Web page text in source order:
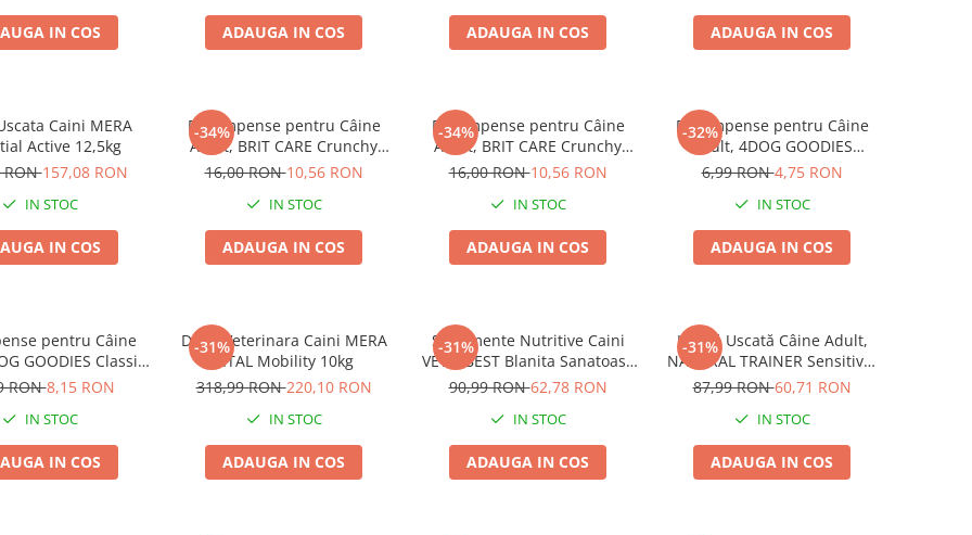
IN COS ADAUGA IN COS ADAUGA IN COS ADAUGA IN COS
Caini MERA
Active 12,5kg
RON157,08 RON
IN STOC
IN COS
-34%
Recompense pentru Câine
Adult, BRIT CARE Crunchy
Cracker, Insecte, Curcan și
16,00 RON10,56 RON
IN STOC
ADAUGA IN COS
-34%
Recompense pentru Câine
Adult, BRIT CARE Crunchy
Cracker, Insecte, Iepure și
16,00 RON10,56 RON
IN STOC
ADAUGA IN COS
-32%
Recompense pentru Câine
Adult, 4DOG GOODIES
Trainer, Miel și Orez, 150g
6,99 RON4,75 RON
IN STOC
ADAUGA IN COS
pentru Câine
GOODIES Classic,
Pui, 100g
RON8,15 RON
IN STOC
IN COS
-31%
Dieta Veterinara Caini MERA
VITAL Mobility 10kg
318,99 RON220,10 RON
IN STOC
ADAUGA IN COS
-31%
Suplimente Nutritive Caini
VET'S BEST Blanita Sanatoasa
60 tablete
90,99 RON62,78 RON
IN STOC
ADAUGA IN COS
-31%
Hrană Uscată Câine Adult,
NATURAL TRAINER Sensitive,
Fără Gluten, Talie Mică,
87,99 RON60,71 RON
IN STOC
ADAUGA IN COS